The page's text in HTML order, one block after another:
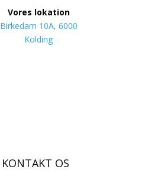
Vores lokation
Birkedam 10A, 6000
Kolding
KONTAKT OS